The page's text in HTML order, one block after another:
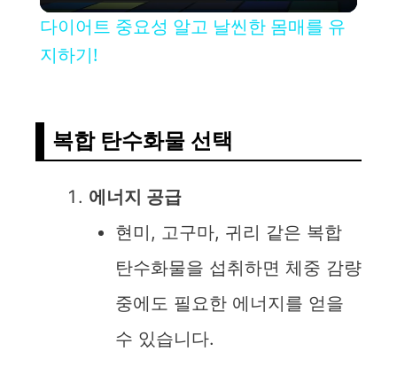
V
d
e
다이어트 중요성 알고 날씬한 몸매를 유
지하기!
복합 탄수화물 선택
에너지 공급
현미, 고구마, 귀리 같은 복합
탄수화물을 섭취하면 체중 감량
중에도 필요한 에너지를 얻을
수 있습니다.